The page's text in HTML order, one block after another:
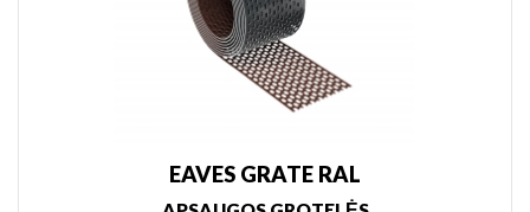
EAVES GRATE RAL